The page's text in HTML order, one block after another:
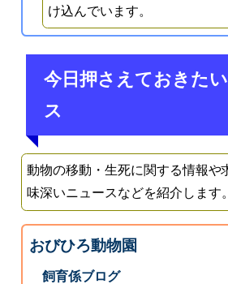
け込んでいます。
今日押さえておきた
ス
動物の移動・生死に関する情報や
味深いニュースなどを紹介します。
おびひろ動物園
飼育係ブログ